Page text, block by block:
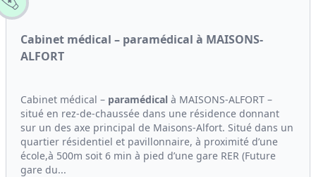
Cabinet médical – paramédical à MAISONS-
ALFORT
Cabinet médical – paramédical à MAISONS-ALFORT –
situé en rez-de-chaussée dans une résidence donnant
sur un des axe principal de Maisons-Alfort. Situé dans un
quartier résidentiel et pavillonnaire, à proximité d’une
école,à 500m soit 6 min à pied d’une gare RER (Future
gare du...